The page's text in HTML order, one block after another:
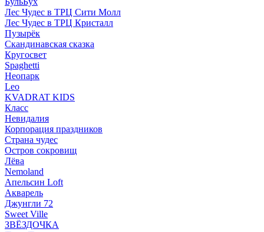
Лес Чудес в ТРЦ Сити Молл
Лес Чудес в ТРЦ Кристалл
Пузырëк
Скандинавская сказка
Кругосвет
Spaghetti
Неопарк
Leo
KVADRAT KIDS
Класс
Невидалия
Корпорация праздников
Страна чудес
Остров сокровищ
Лёва
Nemoland
Апельсин Loft
Акварель
Джунгли 72
Sweet Ville
ЗВЁЗДОЧКА